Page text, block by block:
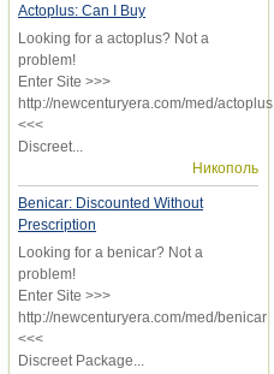
Actoplus: Can I Buy
Looking for a actoplus? Not a
problem!
Enter Site >>>
http://newcenturyera.com/med/actoplus
<<<
Discreet...
Никополь
Benicar: Discounted Without
Prescription
Looking for a benicar? Not a
problem!
Enter Site >>>
http://newcenturyera.com/med/benicar
<<<
Discreet Package...